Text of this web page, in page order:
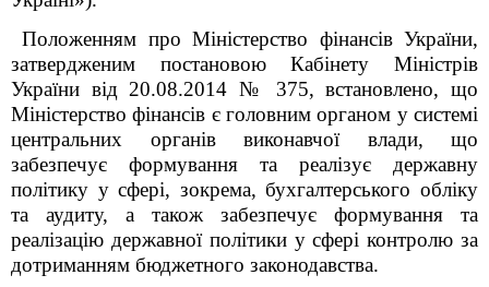
Положенням про Міністерство фінансів України,
затвердженим постановою Кабінету Міністрів
України від 20.08.2014 № 375, встановлено, що
Міністерство фінансів є головним органом у системі
центральних органів виконавчої влади, що
забезпечує формування та реалізує державну
політику у сфері, зокрема, бухгалтерського обліку
та аудиту, а також забезпечує формування та
реалізацію державної політики у сфері контролю за
дотриманням бюджетного законодавства.